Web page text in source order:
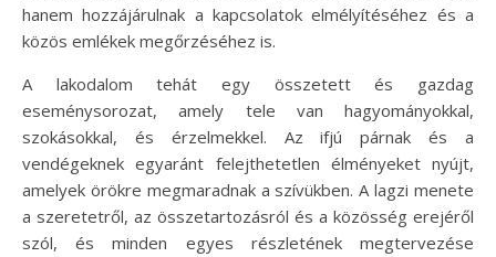
hanem hozzájárulnak a kapcsolatok elmélyítéséhez és a
közös emlékek megőrzéséhez is.
A lakodalom tehát egy összetett és gazdag
eseménysorozat, amely tele van hagyományokkal,
szokásokkal, és érzelmekkel. Az ifjú párnak és a
vendégeknek egyaránt felejthetetlen élményeket nyújt,
amelyek örökre megmaradnak a szívükben. A lagzi menete
a szeretetről, az összetartozásról és a közösség erejéről
szól, és minden egyes részletének megtervezése